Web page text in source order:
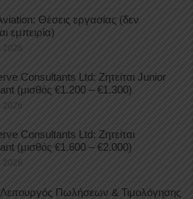
Θέσεις εργασίας (δεν
εμπειρία)
2026
Consultants Ltd: Ζητείται Junior
(μισθός €1.200 – €1.300)
2026
Consultants Ltd: Ζητείται
(μισθός €1.600 – €2.000)
2026
Λειτουργός Πωλήσεων & Τιμολόγησης